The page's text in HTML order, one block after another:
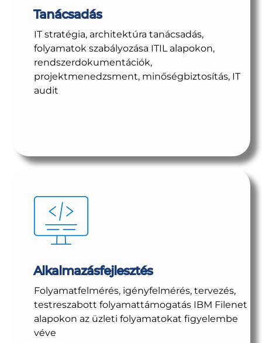
Tanácsadás
IT stratégia, architektúra tanácsadás,
folyamatok szabályozása ITIL alapokon,
rendszerdokumentációk,
projektmenedzsment, minőségbiztosítás, IT
audit
Alkalmazásfejlesztés
Folyamatfelmérés, igényfelmérés, tervezés,
testreszabott folyamattámogatás IBM Filenet
alapokon az üzleti folyamatokat figyelembe
véve